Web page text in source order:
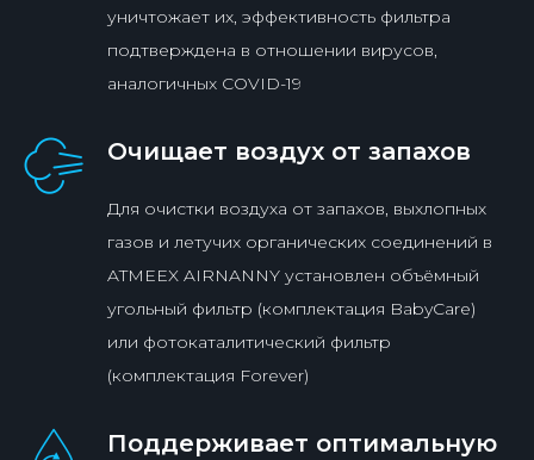
уничтожает их, эффективность фильтра
подтверждена в отношении вирусов,
аналогичных COVID-19
Очищает воздух от запахов
Для очистки воздуха от запахов, выхлопных
газов и летучих органических соединений в
ATMEEX AIRNANNY установлен объёмный
угольный фильтр (комплектация BabyCare)
или фотокаталитический фильтр
(комплектация Forever)
Поддерживает оптимальную